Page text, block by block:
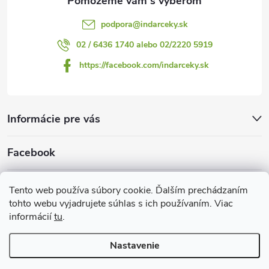
Tento web používa súbory cookie. Ďalším prechádzaním
tohto webu vyjadrujete súhlas s ich používaním. Viac
informáciítu.
Nastavenie
podpora@indarceky.sk
02 / 6436 1740 alebo 02/2220 5919
https://facebook.com/indarceky.sk
Informácie pre vás
Facebook
Prijímame online platby
Copyright 2026Indarčeky.sk. Všetky práva vyhradené.Upraviť